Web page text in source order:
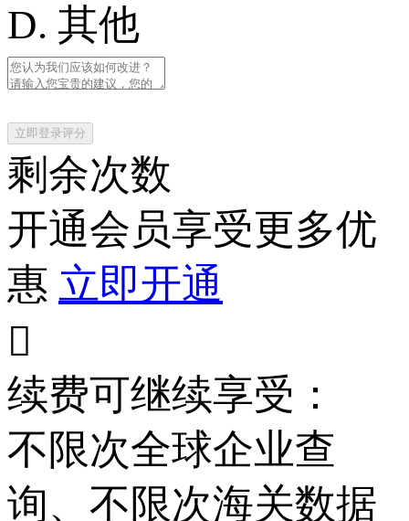
D. 其他
立即登录评分
剩余次数
开通会员享受更多优
惠 立即开通

续费可继续享受：
不限次全球企业查
询、 不限次海关数据